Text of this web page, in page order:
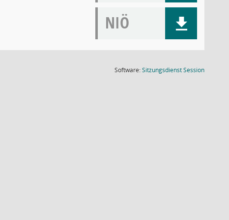
NIÖ
Software:SitzungsdienstSession(Wird in